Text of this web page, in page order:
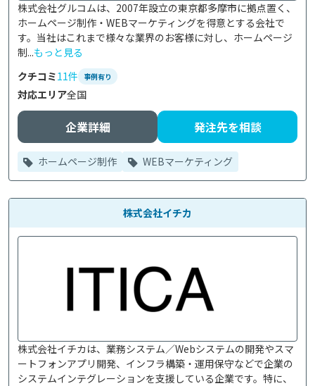
株式会社グルコムは、2007年設立の東京都多摩市に拠点置く、
ホームページ制作・WEBマーケティングを得意とする会社で
す。当社はこれまで様々な業界のお客様に対し、ホームページ
制...もっと見る
クチコミ11件 事例有り
対応エリア全国
企業詳細 発注先を相談
ホームページ制作 WEBマーケティング
株式会社イチカ
株式会社イチカは、業務システム／Webシステムの開発やスマ
ートフォンアプリ開発、インフラ構築・運用保守などで企業の
システムインテグレーションを支援している企業です。特に、